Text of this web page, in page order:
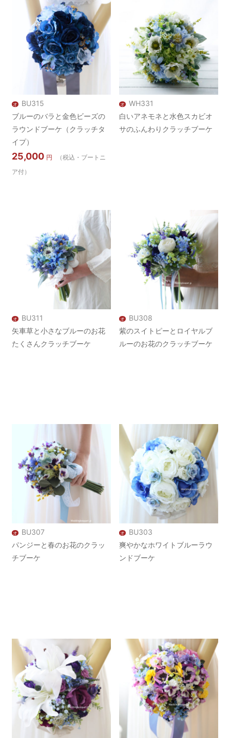
オ
BU315
ブルーのバラと金色ビーズの
ラウンドブーケ（クラッチタ
イプ）
25,000 円
（税込・ブートニ
ア付）
オ
WH331
白いアネモネと水色スカビオ
サのふんわりクラッチブーケ
オ
BU311
矢車草と小さなブルーのお花
たくさんクラッチブーケ
オ
BU308
紫のスイトピーとロイヤルブ
ルーのお花のクラッチブーケ
オ
BU307
パンジーと春のお花のクラッ
チブーケ
オ
BU303
爽やかなホワイトブルーラウ
ンドブーケ